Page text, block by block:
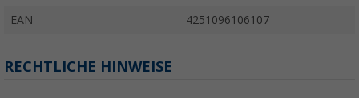
EAN 4251096106107
RECHTLICHE HINWEISE